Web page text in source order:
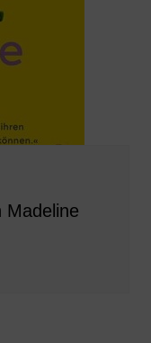
Madeline